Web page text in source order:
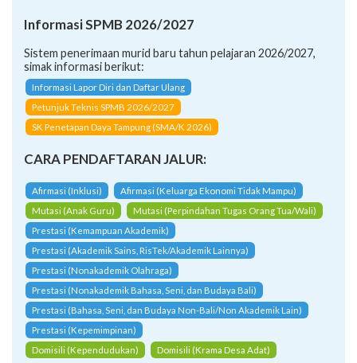
Informasi SPMB 2026/2027
Sistem penerimaan murid baru tahun pelajaran 2026/2027,
simak informasi berikut:
Informasi Lapor Diri dan Daftar Ulang
Petunjuk Teknis SPMB 2026/2027
SK Penetapan Daya Tampung (SMA/K 2026)
CARA PENDAFTARAN JALUR:
Afirmasi (Inklusi)
Afirmasi (Keluarga Ekonomi Tidak Mampu)
Mutasi (Anak Guru)
Mutasi (Perpindahan Tugas Orang Tua/Wali)
Prestasi (Kemampuan Akademik)
Prestasi (Akademik Sains, RisTek/Akademik Lainnya)
Prestasi (Nonakademik Olahraga)
Prestasi (Nonakademik Bahasa, Seni, dan Budaya Bali)
Prestasi (Bahasa, Seni, dan Budaya Non-Bali/Non Akademik Lain)
Prestasi (Kepemimpinan)
Domisili (Kependudukan)
Domisili (Krama Desa Adat)